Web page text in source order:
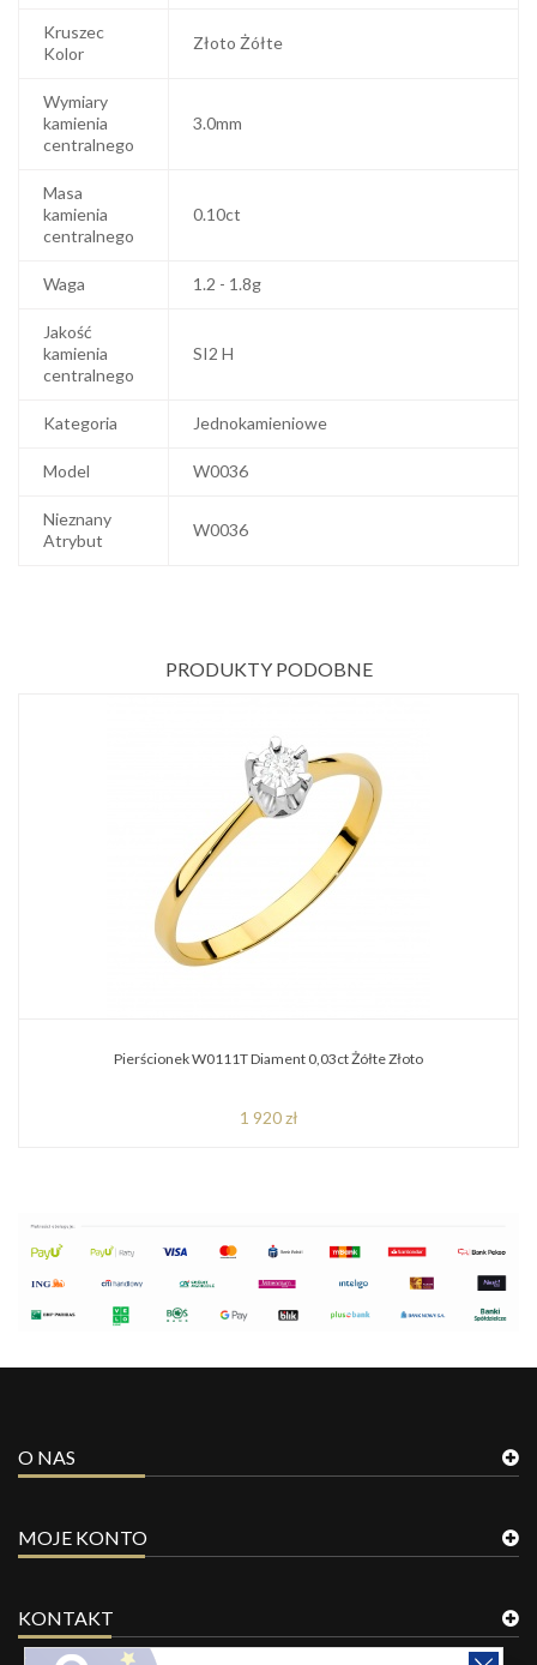
Kruszec
Kolor
Złoto Żółte
Wymiary
kamienia
centralnego
3.0mm
Masa
kamienia
centralnego
0.10ct
Waga 1.2 - 1.8g
Jakość
kamienia
centralnego
SI2 H
Kategoria Jednokamieniowe
Model W0036
Nieznany
Atrybut
W0036
PRODUKTY PODOBNE
Pierścionek W0111T Diament 0,03ct Żółte Złoto
1 920 zł
O NAS
MOJE KONTO
KONTAKT